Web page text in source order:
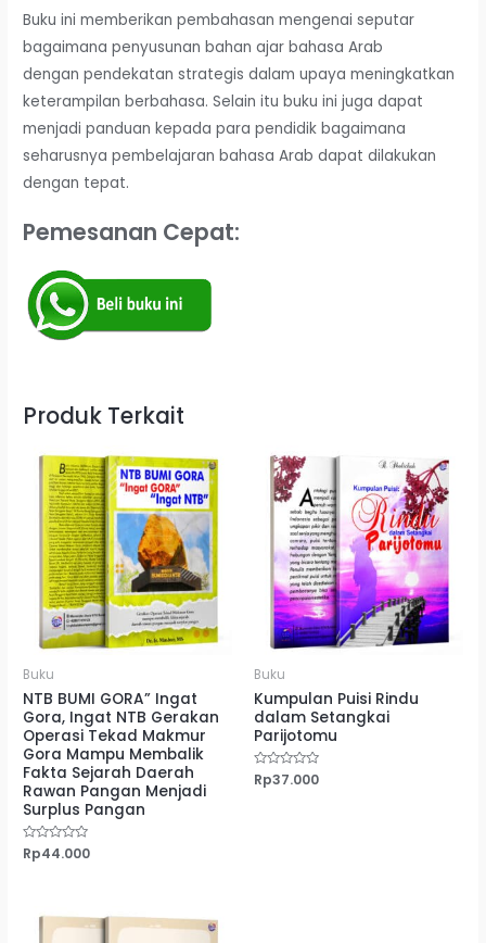
Buku ini memberikan pembahasan mengenai seputar
bagaimana penyusunan bahan ajar bahasa Arab
dengan pendekatan strategis dalam upaya meningkatkan
keterampilan berbahasa. Selain itu buku ini juga dapat
menjadi panduan kepada para pendidik bagaimana
seharusnya pembelajaran bahasa Arab dapat dilakukan
dengan tepat.
Pemesanan Cepat:
Produk Terkait
Buku
NTB BUMI GORA” Ingat
Gora, Ingat NTB Gerakan
Operasi Tekad Makmur
Gora Mampu Membalik
Fakta Sejarah Daerah
Rawan Pangan Menjadi
Surplus Pangan
Dinilai
0
Rp44.000
Buku
Kumpulan Puisi Rindu
dalam Setangkai
Parijotomu
Dinilai
0
Rp37.000